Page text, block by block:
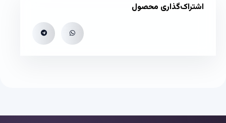
اشتراک‌گذاری محصول